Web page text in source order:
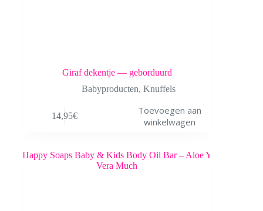
Giraf dekentje — geborduurd
Babyproducten,Knuffels
14,95€
Toevoegen aan
winkelwagen